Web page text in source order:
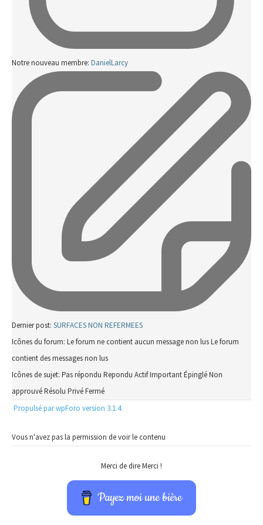
Notre nouveau membre: DanielLarcy
Dernier post: SURFACES NON REFERMEES
Icônes du forum: Le forum ne contient aucun message non lusLe forum
contient des messages non lus
Icônes de sujet: Pas répondu Repondu ActifImportantÉpingléNon
approuvéRésolu PrivéFermé
Propulsé par wpForo version 3.1.4
Vous n'avez pas la permission de voir le contenu
Merci de dire Merci !
Payez moi une bière